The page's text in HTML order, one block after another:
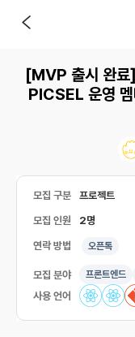
[MVP 출시 완료
PICSEL 운영
모집 구분 프로젝트
모집 인원 2명
연락 방법 오픈톡
모집 분야 프론트엔드
사용 언어